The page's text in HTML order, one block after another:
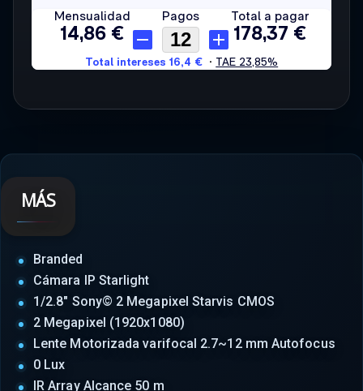
MÁS
Branded
Cámara IP Starlight
1/2.8" Sony© 2 Megapixel Starvis CMOS
2 Megapixel (1920x1080)
Lente Motorizada varifocal 2.7~12 mm Autofocus
0 Lux
IR Array Alcance 50 m